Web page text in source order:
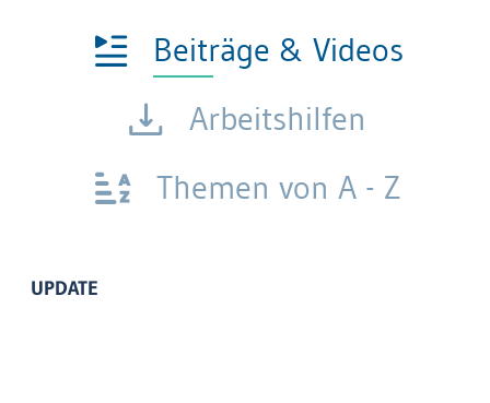
Beiträge & Videos
Arbeitshilfen
Themen von A - Z
UPDATE